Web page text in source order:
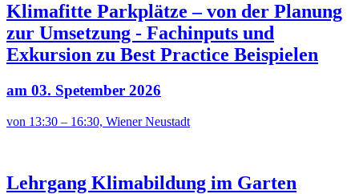
Klimafitte Parkplätze – von der Planung
zur Umsetzung - Fachinputs und
Exkursion zu Best Practice Beispielen
am 03. Spetember 2026
von 13:30 – 16:30, Wiener Neustadt
Lehrgang Klimabildung im Garten